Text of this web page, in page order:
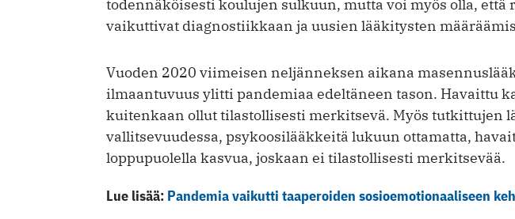
todennäköisesti koulujen sulkuun, mutta voi myös olla, että
vaikuttivat diagnostiikkaan ja uusien lääkitysten
Vuoden 2020 viimeisen neljänneksen aikana
ilmaantuvuus ylitti pandemiaa edeltäneen tason. Havaittu
kuitenkaan ollut tilastollisesti merkitsevä. Myös tutkittujen
vallitsevuudessa, psykoosilääkkeitä lukuun ottamatta,
loppupuolella kasvua, joskaan ei tilastollisesti merkitsevää.
Lue lisää: Pandemia vaikutti taaperoiden sosioemotionaaliseen